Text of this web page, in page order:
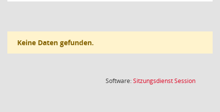
Keine Daten gefunden.
Software:SitzungsdienstSession(Wird in